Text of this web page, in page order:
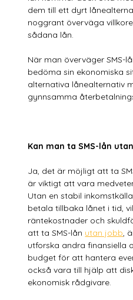
dem till ett dyrt
noggrant överväga
sådana lån.
När man överväger SMS-
bedöma sin ekonomiska
alternativa lånealternativ
gynnsamma
Kan man ta SMS-lån
Ja, det är möjligt att ta
är viktigt att vara
Utan en stabil
betala tillbaka lånet i tid,
räntekostnader och
att ta SMS-lån utan jobb ,
utforska andra finansiella
budget för att hantera
också vara till hjälp att
ekonomisk rådgivare.